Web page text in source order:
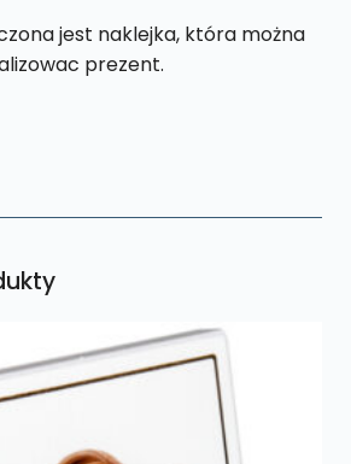
jest naklejka, która można
prezent.